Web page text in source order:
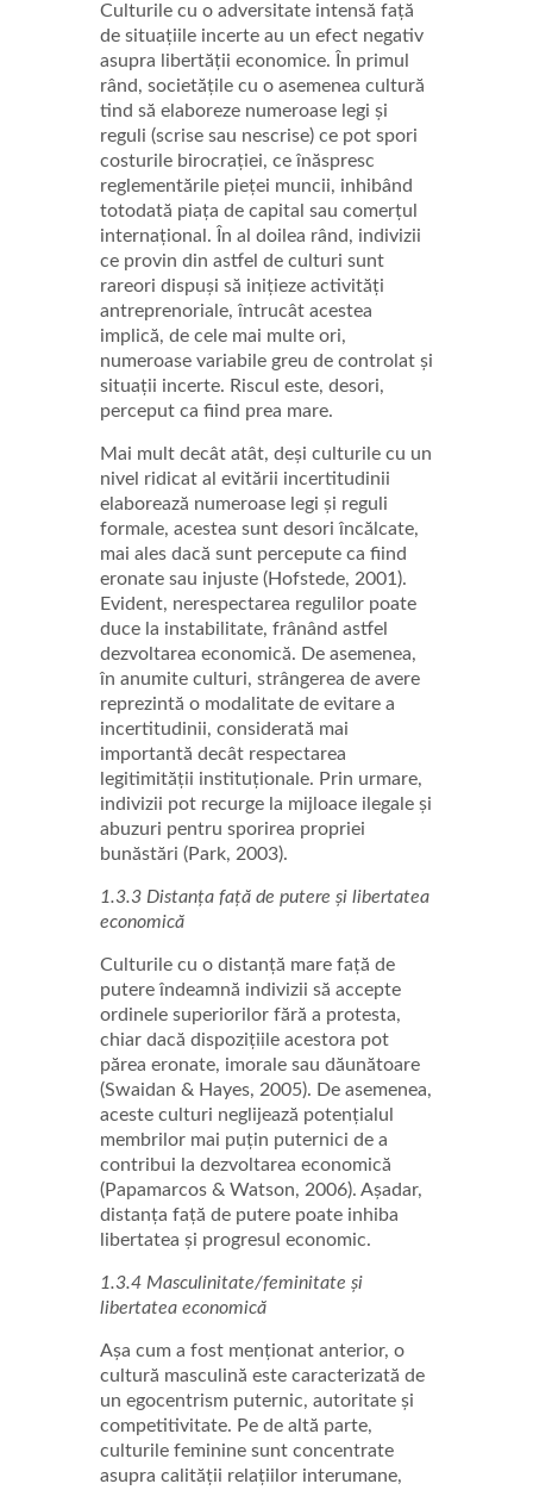
Culturile cu o adversitate intensă față
de situațiile incerte au un efect negativ
asupra libertății economice. În primul
rând, societățile cu o asemenea cultură
tind să elaboreze numeroase legi și
reguli (scrise sau nescrise) ce pot spori
costurile birocrației, ce înăspresc
reglementările pieței muncii, inhibând
totodată piața de capital sau comerțul
internațional. În al doilea rând, indivizii
ce provin din astfel de culturi sunt
rareori dispuși să inițieze activități
antreprenoriale, întrucât acestea
implică, de cele mai multe ori,
numeroase variabile greu de controlat și
situații incerte. Riscul este, desori,
perceput ca fiind prea mare.
Mai mult decât atât, deși culturile cu un
nivel ridicat al evitării incertitudinii
elaborează numeroase legi și reguli
formale, acestea sunt desori încălcate,
mai ales dacă sunt percepute ca fiind
eronate sau injuste (Hofstede, 2001).
Evident, nerespectarea regulilor poate
duce la instabilitate, frânând astfel
dezvoltarea economică. De asemenea,
în anumite culturi, strângerea de avere
reprezintă o modalitate de evitare a
incertitudinii, considerată mai
importantă decât respectarea
legitimității instituționale. Prin urmare,
indivizii pot recurge la mijloace ilegale și
abuzuri pentru sporirea propriei
bunăstări (Park, 2003).
1.3.3 Distanța față de putere și libertatea
economică
Culturile cu o distanță mare față de
putere îndeamnă indivizii să accepte
ordinele superiorilor fără a protesta,
chiar dacă dispozițiile acestora pot
părea eronate, imorale sau dăunătoare
(Swaidan & Hayes, 2005). De asemenea,
aceste culturi neglijează potențialul
membrilor mai puțin puternici de a
contribui la dezvoltarea economică
(Papamarcos & Watson, 2006). Așadar,
distanța față de putere poate inhiba
libertatea și progresul economic.
1.3.4 Masculinitate/feminitate și
libertatea economică
Așa cum a fost menționat anterior, o
cultură masculină este caracterizată de
un egocentrism puternic, autoritate și
competitivitate. Pe de altă parte,
culturile feminine sunt concentrate
asupra calității relațiilor interumane,